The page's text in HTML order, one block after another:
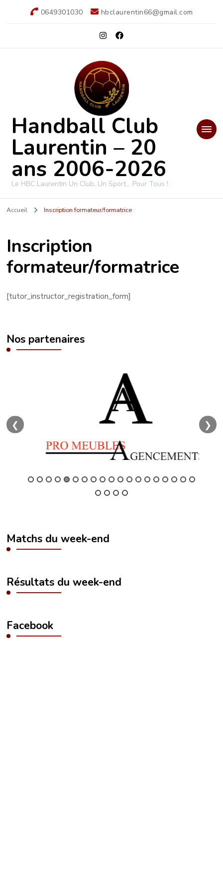
0649301030 hbclaurentin66@gmail.com
Handball Club
Laurentin – 20
ans 2006-2026
Le HBC Laurentin Un Club, Un Sport… Pour Tous !
Accueil Inscription formateur/formatrice
Inscription
formateur/formatrice
[tutor_instructor_registration_form]
Nos partenaires
❮ ❯
Matchs du week-end
Résultats du week-end
Facebook